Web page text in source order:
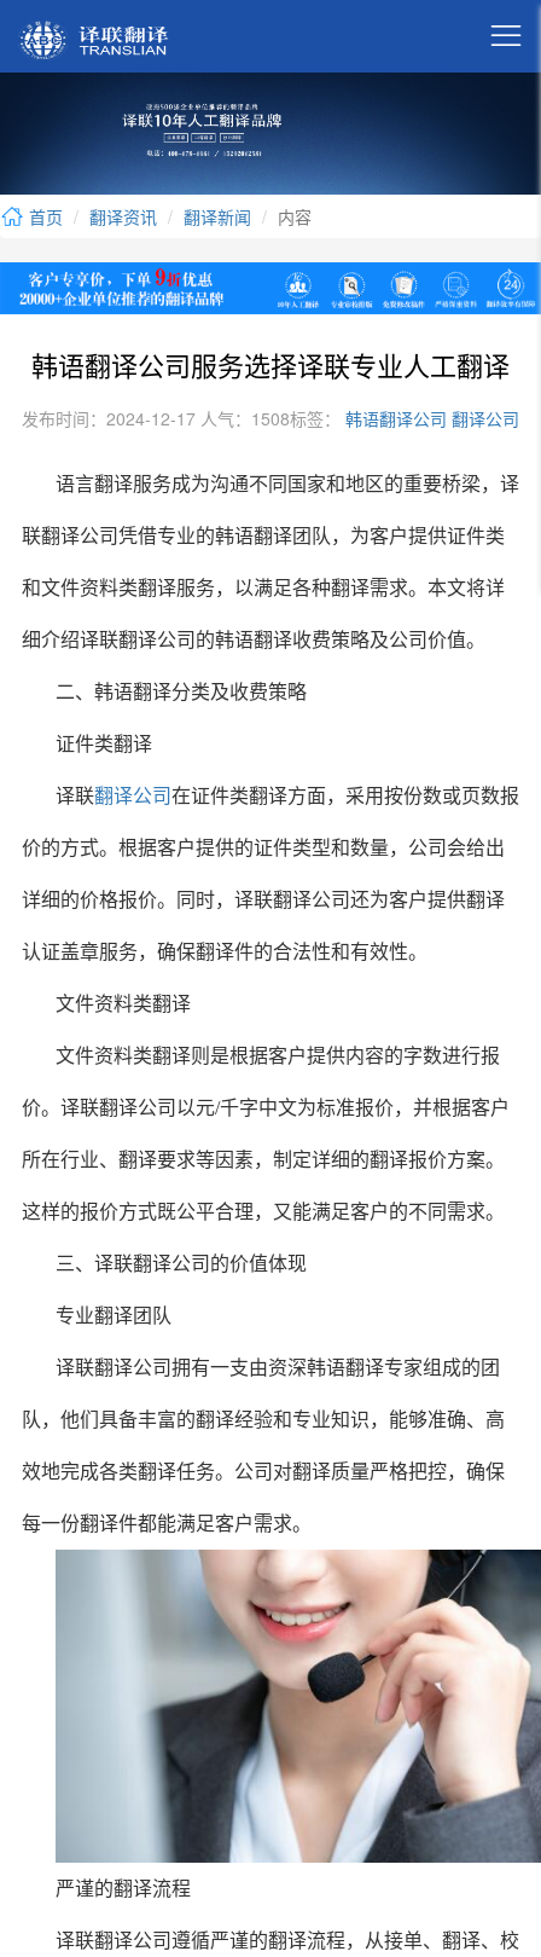

首页 翻译资讯 翻译新闻 内容
韩语翻译公司服务选择译联专业人工翻译
发布时间：2024-12-17 人气：1508标签： 韩语翻译公司 翻译公司
语言翻译服务成为沟通不同国家和地区的重要桥梁，译
联翻译公司凭借专业的韩语翻译团队，为客户提供证件类
和文件资料类翻译服务，以满足各种翻译需求。本文将详
细介绍译联翻译公司的韩语翻译收费策略及公司价值。
二、韩语翻译分类及收费策略
证件类翻译
译联翻译公司在证件类翻译方面，采用按份数或页数报
价的方式。根据客户提供的证件类型和数量，公司会给出
详细的价格报价。同时，译联翻译公司还为客户提供翻译
认证盖章服务，确保翻译件的合法性和有效性。
文件资料类翻译
文件资料类翻译则是根据客户提供内容的字数进行报
价。译联翻译公司以元/千字中文为标准报价，并根据客户
所在行业、翻译要求等因素，制定详细的翻译报价方案。
这样的报价方式既公平合理，又能满足客户的不同需求。
三、译联翻译公司的价值体现
专业翻译团队
译联翻译公司拥有一支由资深韩语翻译专家组成的团
队，他们具备丰富的翻译经验和专业知识，能够准确、高
效地完成各类翻译任务。公司对翻译质量严格把控，确保
每一份翻译件都能满足客户需求。
严谨的翻译流程
译联翻译公司遵循严谨的翻译流程，从接单、翻译、校